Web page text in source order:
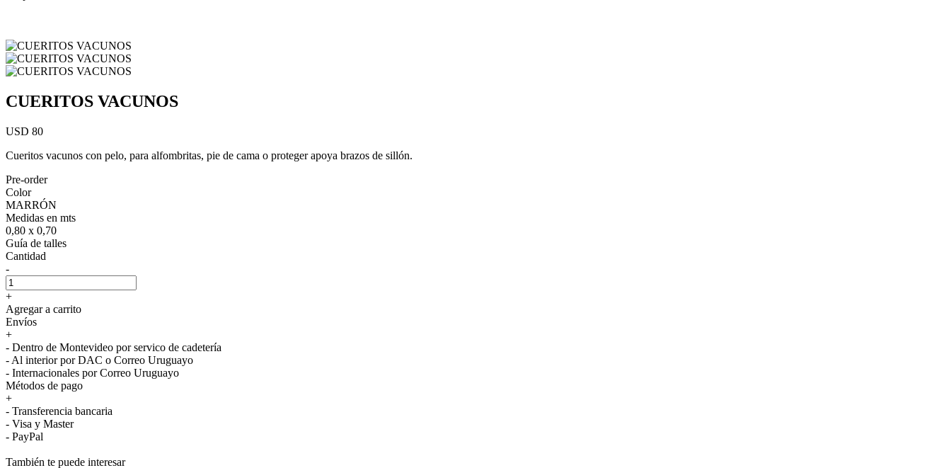
CUERITOS VACUNOS
USD 80
Cueritos vacunos con pelo, para alfombritas, pie de cama o proteger apoya brazos de sillón.
Pre-order
Color
MARRÓN
Medidas en mts
0,80 x 0,70
Guía de talles
Cantidad
-
+
Agregar a carrito
Envíos
+
- Dentro de Montevideo por servico de cadetería
- Al interior por DAC o Correo Uruguayo
- Internacionales por Correo Uruguayo
Métodos de pago
+
- Transferencia bancaria
- Visa y Master
- PayPal
También te puede interesar